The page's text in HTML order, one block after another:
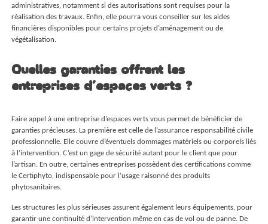
administratives, notamment si des autorisations sont requises pour la
réalisation des travaux. Enfin, elle pourra vous conseiller sur les aides
financières disponibles pour certains projets d’aménagement ou de
végétalisation.
Quelles garanties offrent les
entreprises d’espaces verts ?
Faire appel à une entreprise d’espaces verts vous permet de bénéficier de
garanties précieuses. La première est celle de l’assurance responsabilité civile
professionnelle. Elle couvre d’éventuels dommages matériels ou corporels liés
à l’intervention. C’est un gage de sécurité autant pour le client que pour
l’artisan. En outre, certaines entreprises possèdent des certifications comme
le Certiphyto, indispensable pour l’usage raisonné des produits
phytosanitaires.
Les structures les plus sérieuses assurent également leurs équipements, pour
garantir une continuité d’intervention même en cas de vol ou de panne. De